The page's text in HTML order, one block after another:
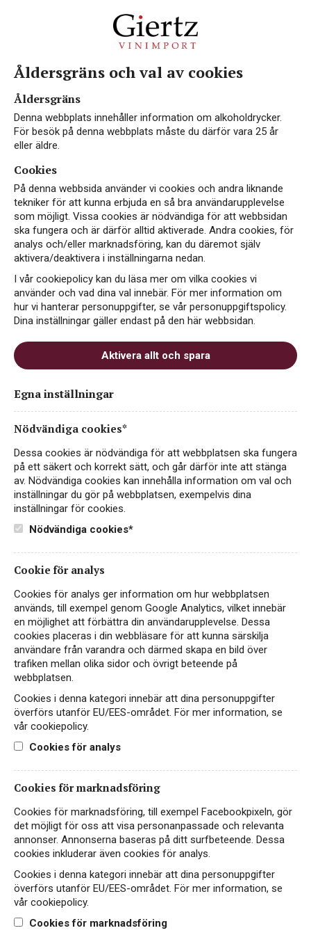
Vin från Trevenezie
NYHET
Soprano Pinot Noir
94 kr LÄS MER
Facebook
Kontakt
Cookiepolicy
Integritetspolicy
English
Vid frågor, kontakta
Åldersgräns och val av cookies
Åldersgräns
Denna webbplats innehåller information om alkoholdrycker.
För besök på denna webbplats måste du därför vara 25 år
eller äldre.
Cookies
På denna webbsida använder vi cookies och andra liknande
tekniker för att kunna erbjuda en så bra användarupplevelse
som möjligt. Vissa cookies är nödvändiga för att webbsidan
ska fungera och är därför alltid aktiverade. Andra cookies, för
analys och/eller marknadsföring, kan du däremot själv
aktivera/deaktivera i inställningarna nedan.
I vår cookiepolicy kan du läsa mer om vilka cookies vi
använder och vad dina val innebär. För mer information om
hur vi hanterar personuppgifter, se vår personuppgiftspolicy.
Dina inställningar gäller endast på den här webbsidan.
Aktivera allt och spara
Egna inställningar
Nödvändiga cookies*
Dessa cookies är nödvändiga för att webbplatsen ska fungera
på ett säkert och korrekt sätt, och går därför inte att stänga
av. Nödvändiga cookies kan innehålla information om val och
inställningar du gör på webbplatsen, exempelvis dina
inställningar för cookies.
Nödvändiga cookies*
Cookie för analys
Cookies för analys ger information om hur webbplatsen
används, till exempel genom Google Analytics, vilket innebär
en möjlighet att förbättra din användarupplevelse. Dessa
cookies placeras i din webbläsare för att kunna särskilja
användare från varandra och därmed skapa en bild över
trafiken mellan olika sidor och övrigt beteende på
webbplatsen.
Cookies i denna kategori innebär att dina personuppgifter
överförs utanför EU/EES-området. För mer information, se
vår cookiepolicy.
Cookies för analys
Cookies för marknadsföring
Cookies för marknadsföring, till exempel Facebookpixeln, gör
det möjligt för oss att visa personanpassade och relevanta
annonser. Annonserna baseras på ditt surfbeteende. Dessa
cookies inkluderar även cookies för analys.
Cookies i denna kategori innebär att dina personuppgifter
överförs utanför EU/EES-området. För mer information, se
vår cookiepolicy.
Cookies för marknadsföring